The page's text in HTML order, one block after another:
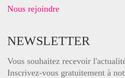
Nous rejoindre
NEWSLETTER
Vous souhaitez recevoir
Inscrivez-vous gratuitement à